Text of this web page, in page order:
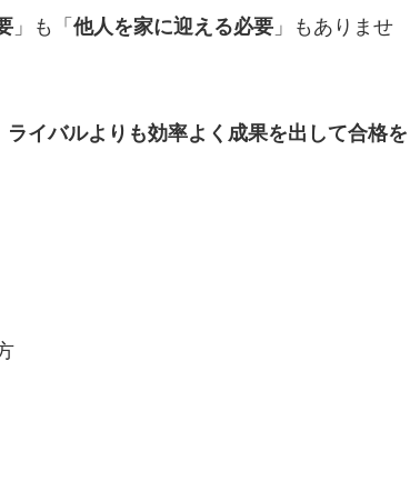
」も「 他人を家に迎える必要 」もありませ
ライバルよりも効率よく成果を出して合格を